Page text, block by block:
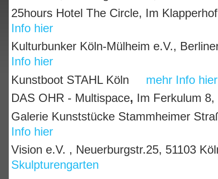
25hours Hotel The Circle, Im
Info hier
Kulturbunker Köln-Mülheim e.V.,
Info hier
Kunstboot STAHL Köln mehr Info hier
DAS OHR - Multispace, Im Ferkulum
Galerie Kunststücke Stammheimer
Info hier
Vision e.V. , Neuerburgstr.25, 51103
Skulpturengarten